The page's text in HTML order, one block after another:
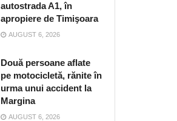
autostrada A1, în
apropiere de Timişoara
AUGUST 6, 2026
Două persoane aflate
pe motocicletă, rănite în
urma unui accident la
Margina
AUGUST 6, 2026